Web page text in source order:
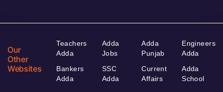
Our
Other
Websites
Teachers
Adda
Bankers
Adda
Adda
Jobs
SSC
Adda
Adda
Punjab
Current
Affairs
Engineers
Adda
Adda
School